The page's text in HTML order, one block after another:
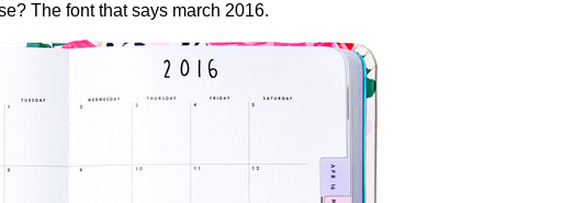
The font that says march 2016.